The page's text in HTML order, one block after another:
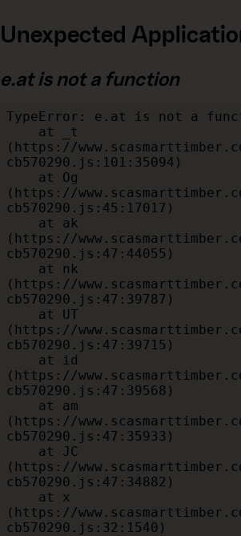
Unexpected
e.at is not a function
TypeError: e.at is not a
(https://
cb570290.js:101:35094)
(https://
cb570290.js:45:17017)
(https://
cb570290.js:47:44055)
(https://
cb570290.js:47:39787)
(https://
cb570290.js:47:39715)
(https://
cb570290.js:47:39568)
(https://
cb570290.js:47:35933)
(https://
cb570290.js:47:34882)
(https://
cb570290.js:32:1540)